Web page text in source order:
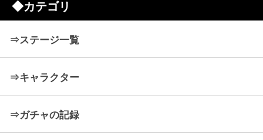
◆カテゴリ
⇒ステージ一覧
⇒キャラクター
⇒ガチャの記録